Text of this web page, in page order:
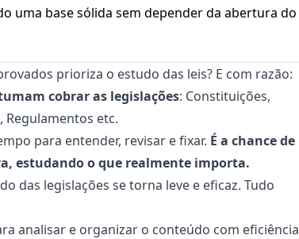
uma base sólida sem depender da abertura do
prioriza o estudo das leis? E com razão:
cobrar as legislações: Constituições,
Regulamentos etc.
para entender, revisar e fixar. É a chance de
estudando o que realmente importa.
das legislações se torna leve e eficaz. Tudo
analisar e organizar o conteúdo com eficiência